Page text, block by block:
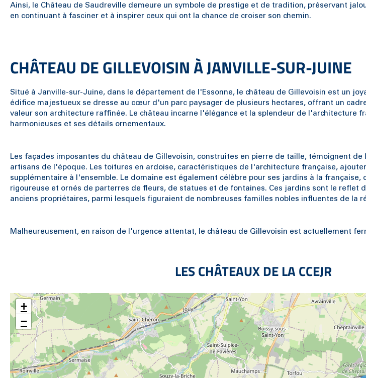
Ainsi, le Château de Saudreville demeure un symbole de prestige et de tradition, préservant
en continuant à fasciner et à inspirer ceux qui ont la chance de croiser son chemin.
CHÂTEAU DE GILLEVOISIN À JANVILLE-SUR-JUINE
Situé à Janville-sur-Juine, dans le département de l'Essonne, le château de Gillevoisin est un
édifice majestueux se dresse au cœur d'un parc paysager de plusieurs hectares, offrant un
valeur son architecture raffinée. Le château incarne l'élégance et la splendeur de l'architecture
harmonieuses et ses détails ornementaux.
Les façades imposantes du château de Gillevoisin, construites en pierre de taille, témoignent
artisans de l'époque. Les toitures en ardoise, caractéristiques de l'architecture française,
supplémentaire à l'ensemble. Le domaine est également célèbre pour ses jardins à la française,
rigoureuse et ornés de parterres de fleurs, de statues et de fontaines. Ces jardins sont le reflet
anciens propriétaires, parmi lesquels figuraient de nombreuses familles nobles influentes de la
Malheureusement, en raison de l'urgence attentat, le château de Gillevoisin est actuellement
LES CHÂTEAUX DE LA CCEJR
+
−